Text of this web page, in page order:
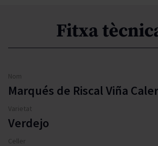
Fitxa
Nom
Marqués de Riscal Viña
Varietat
Verdejo
Celler